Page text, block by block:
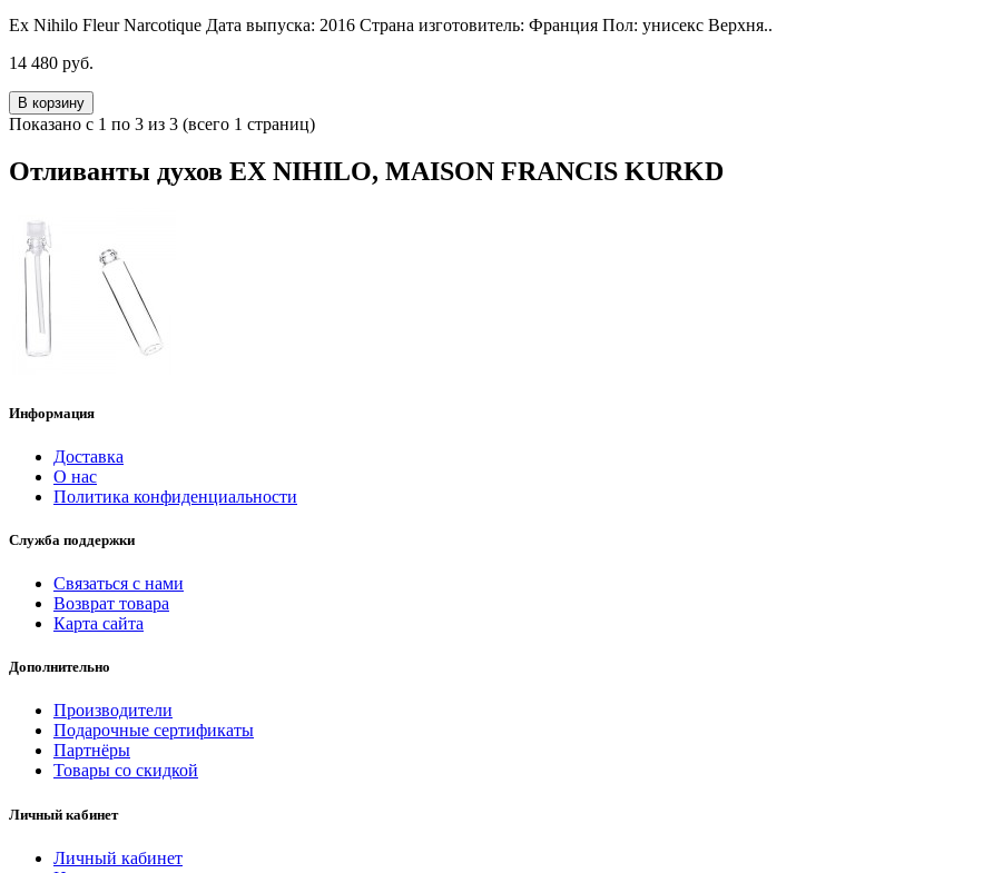
Ex Nihilo Fleur Narcotique Дата выпуска: 2016 Страна изготовитель: Франция Пол: унисекс Верхня..
14 480 руб.
В корзину
Показано с 1 по 3 из 3 (всего 1 страниц)
Отливанты духов EX NIHILO, MAISON FRANCIS KURKD
Информация
Доставка
О нас
Политика конфиденциальности
Служба поддержки
Связаться с нами
Возврат товара
Карта сайта
Дополнительно
Производители
Подарочные сертификаты
Партнёры
Товары со скидкой
Личный кабинет
Личный кабинет